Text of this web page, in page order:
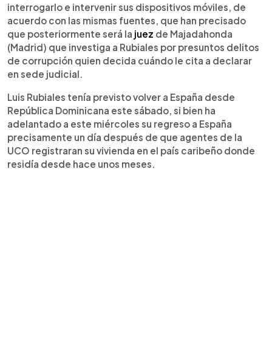
interrogarlo e intervenir sus dispositivos móviles, de
acuerdo con las mismas fuentes, que han precisado
que posteriormente será la juez de Majadahonda
(Madrid) que investiga a Rubiales por presuntos delitos
de corrupción quien decida cuándo le cita a declarar
en sede judicial.
Luis Rubiales tenía previsto volver a España desde
República Dominicana este sábado, si bien ha
adelantado a este miércoles su regreso a España
precisamente un día después de que agentes de la
UCO registraran su vivienda en el país caribeño donde
residía desde hace unos meses.